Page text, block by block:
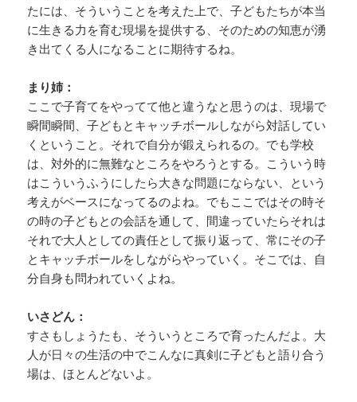
たには、そういうことを考えた上で、子どもたちが本当
に生きる力を育む現場を提供する、そのための知恵が湧
き出てくる人になることに期待するね。
まり姉：
ここで子育てをやってて他と違うなと思うのは、現場で
瞬間瞬間、子どもとキャッチボールしながら対話してい
くということ。それで自分が鍛えられるの。でも学校
は、対外的に無難なところをやろうとする。こういう時
はこういうふうにしたら大きな問題にならない、という
考えがベースになってるのよね。でもここではその時そ
の時の子どもとの会話を通して、間違っていたらそれは
それで大人としての責任として振り返って、常にその子
とキャッチボールをしながらやっていく。そこでは、自
分自身も問われていくよね。
いさどん：
すさもしょうたも、そういうところで育ったんだよ。大
人が日々の生活の中でこんなに真剣に子どもと語り合う
場は、ほとんどないよ。